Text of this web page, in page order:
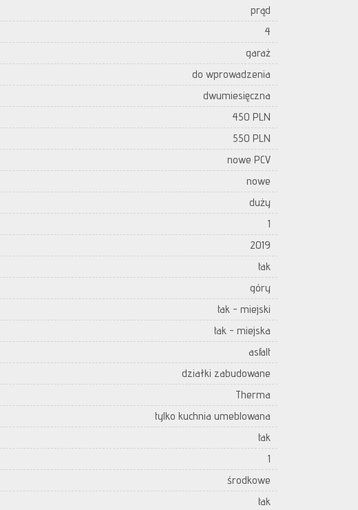
prąd
4
garaż
do wprowadzenia
dwumiesięczna
450 PLN
550 PLN
nowe PCV
nowe
duży
1
2019
tak
góry
tak - miejski
tak - miejska
asfalt
działki zabudowane
Therma
tylko kuchnia umeblowana
tak
1
środkowe
tak